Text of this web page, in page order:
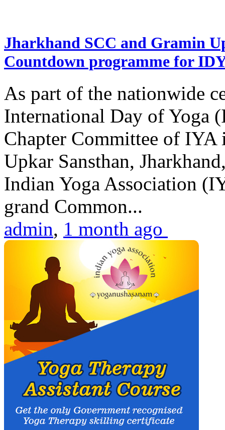
Jharkhand SCC and Gramin
Countdown programme for
As part of the nationwide
International Day of Yoga
Chapter Committee of
Upkar Sansthan,
Indian Yoga Association
grand Common...
admin, 1 month ago